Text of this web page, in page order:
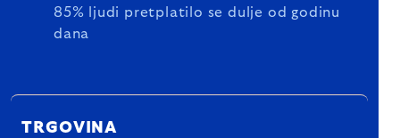
85% ljudi pretplatilo se dulje od godinu
dana
TRGOVINA